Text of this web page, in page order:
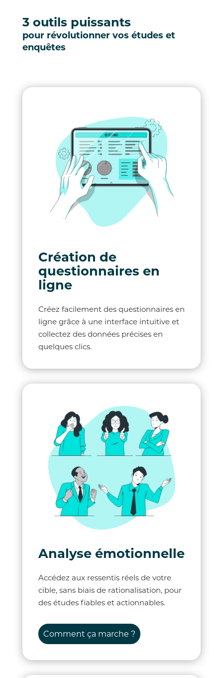
3 outils puissants
pour révolutionner vos études et
enquêtes
Création de
questionnaires en
ligne
Créez facilement des questionnaires en
ligne grâce à une interface intuitive et
collectez des données précises en
quelques clics.
Analyse émotionnelle
Accédez aux ressentis réels de votre
cible, sans biais de rationalisation, pour
des études fiables et actionnables.
Comment ça marche ?